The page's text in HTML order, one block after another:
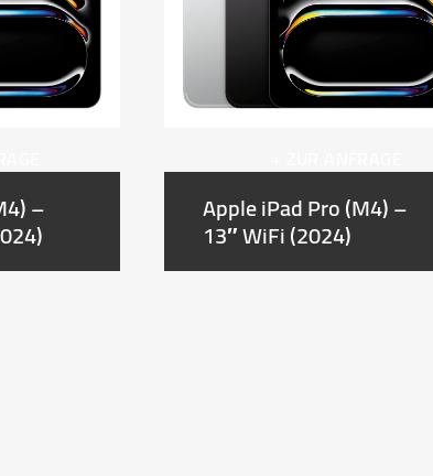
– Apple iPad Pro (M4) –
13″ WiFi (2024)